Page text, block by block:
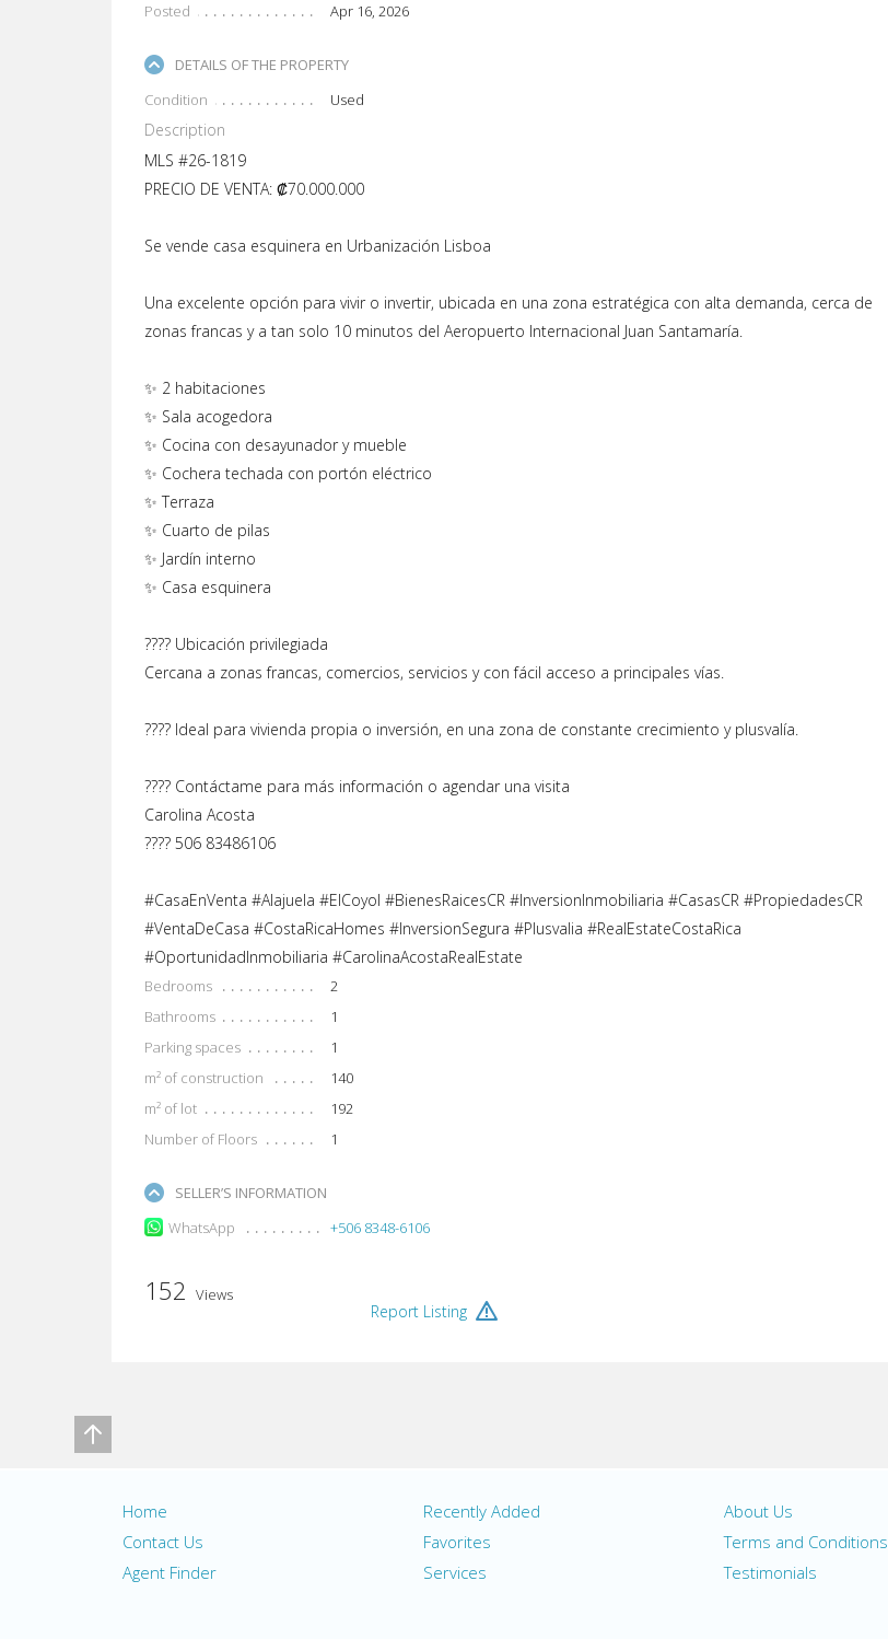
Posted
Apr 16, 2026
DETAILS OF THE PROPERTY
Condition
Used
Description
MLS #26-1819
PRECIO DE VENTA: ₡70.000.000
Se vende casa esquinera en Urbanización Lisboa
Una excelente opción para vivir o invertir, ubicada en una zona estratégica con alta demanda, cerca de
zonas francas y a tan solo 10 minutos del Aeropuerto Internacional Juan Santamaría.
✨ 2 habitaciones
✨ Sala acogedora
✨ Cocina con desayunador y mueble
✨ Cochera techada con portón eléctrico
✨ Terraza
✨ Cuarto de pilas
✨ Jardín interno
✨ Casa esquinera
???? Ubicación privilegiada
Cercana a zonas francas, comercios, servicios y con fácil acceso a principales vías.
???? Ideal para vivienda propia o inversión, en una zona de constante crecimiento y plusvalía.
???? Contáctame para más información o agendar una visita
Carolina Acosta
???? 506 83486106
#CasaEnVenta #Alajuela #ElCoyol #BienesRaicesCR #InversionInmobiliaria #CasasCR #PropiedadesCR
#VentaDeCasa #CostaRicaHomes #InversionSegura #Plusvalia #RealEstateCostaRica
#OportunidadInmobiliaria #CarolinaAcostaRealEstate
Bedrooms
2
Bathrooms
1
Parking spaces
1
m² of construction
140
m² of lot
192
Number of Floors
1
SELLER’S INFORMATION
WhatsApp
+506 8348-6106
Report Listing
152 Views
Home Recently Added
About Us
Contact Us
Favorites
Terms and Conditions
Agent Finder
Services Testimonials